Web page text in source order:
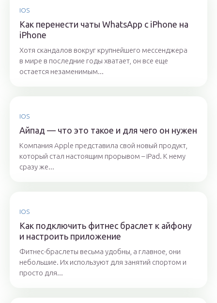
IOS
Как перенести чаты WhatsApp с iPhone на
iPhone
Хотя скандалов вокруг крупнейшего мессенджера
в мире в последние годы хватает, он все еще
остается незаменимым...
IOS
Айпад — что это такое и для чего он нужен
Компания Apple представила свой новый продукт,
который стал настоящим прорывом – iPad. К нему
сразу же...
IOS
Как подключить фитнес браслет к айфону
и настроить приложение
Фитнес-браслеты весьма удобны, а главное, они
небольшие. Их используют для занятий спортом и
просто для...